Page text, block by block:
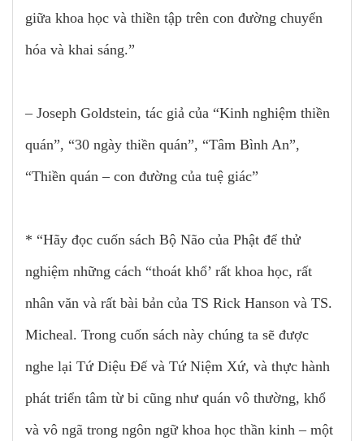
giữa khoa học và thiền tập trên con đường chuyển
hóa và khai sáng.”
– Joseph Goldstein, tác giả của “Kinh nghiệm thiền
quán”, “30 ngày thiền quán”, “Tâm Bình An”,
“Thiền quán – con đường của tuệ giác”
* “Hãy đọc cuốn sách Bộ Não của Phật để thử
nghiệm những cách “thoát khổ’ rất khoa học, rất
nhân văn và rất bài bản của TS Rick Hanson và TS.
Micheal. Trong cuốn sách này chúng ta sẽ được
nghe lại Tứ Diệu Đế và Tứ Niệm Xứ, và thực hành
phát triển tâm từ bi cũng như quán vô thường, khổ
và vô ngã trong ngôn ngữ khoa học thần kinh – một